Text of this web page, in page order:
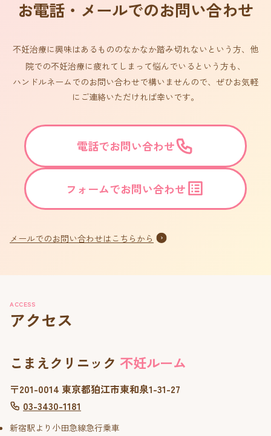
お電話・メールでのお問い合わせ
不妊治療に興味はあるもののなかなか踏み切れないという方、他
院での不妊治療に疲れてしまって悩んでいるという方も、
ハンドルネームでのお問い合わせで構いませんので、ぜひお気軽
にご連絡いただければ幸いです。
電話でお問い合わせ
フォームでお問い合わせ
メールでのお問い合わせはこちらから
ACCESS
アクセス
こまえクリニック 不妊ルーム
〒201-0014 東京都狛江市東和泉1-31-27
03-3430-1181
新宿駅より小田急線急行乗車